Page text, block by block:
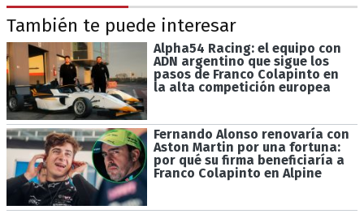
También te puede interesar
Alpha54 Racing: el equipo con
ADN argentino que sigue los
pasos de Franco Colapinto en
la alta competición europea
Fernando Alonso renovaría con
Aston Martin por una fortuna:
por qué su firma beneficiaría a
Franco Colapinto en Alpine